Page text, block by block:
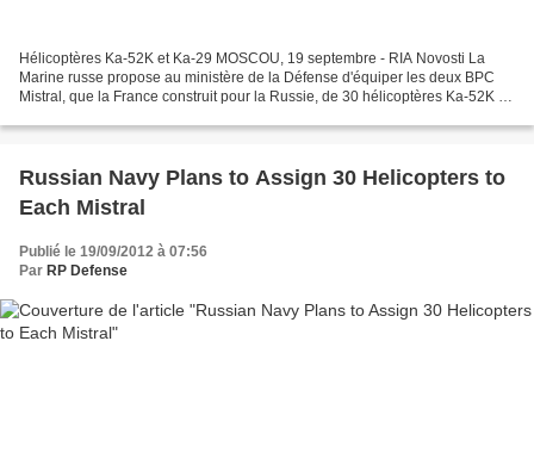
Hélicoptères Ka-52K et Ka-29 MOSCOU, 19 septembre - RIA Novosti La
Marine russe propose au ministère de la Défense d'équiper les deux BPC
Mistral, que la France construit pour la Russie, de 30 hélicoptères Ka-52K et
Russian Navy Plans to Assign 30 Helicopters to
Each Mistral
Publié le 19/09/2012 à 07:56
Par RP Defense